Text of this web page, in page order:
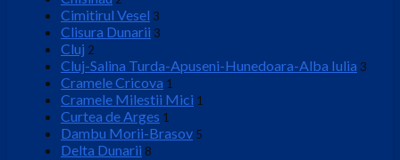
Cimitirul Vesel 3
Clisura Dunarii 3
Cluj 2
Cluj-Salina Turda-Apuseni-Hunedoara-Alba Iulia 3
Cramele Cricova 1
Cramele Milestii Mici 1
Curtea de Arges 1
Dambu Morii-Brasov 5
Delta Dunarii 8